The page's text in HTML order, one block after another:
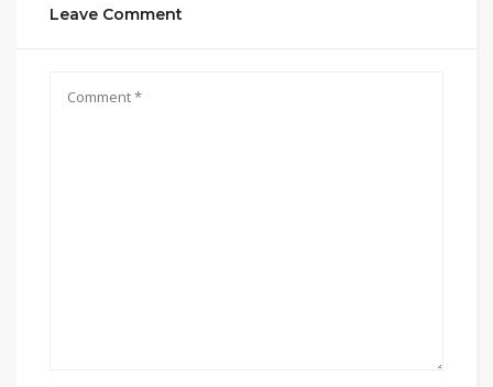
Leave Comment